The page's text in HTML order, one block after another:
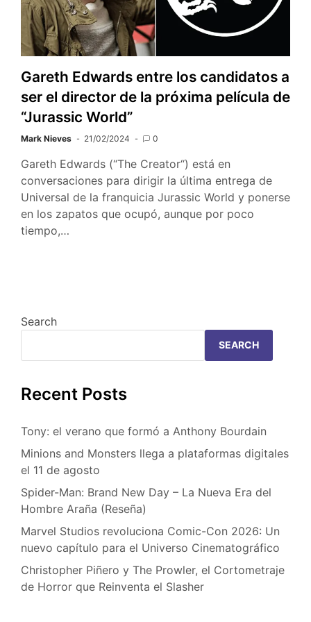
Gareth Edwards entre los candidatos a
ser el director de la próxima película de
“Jurassic World”
Mark Nieves 21/02/2024 0
Gareth Edwards (“The Creator“) está en
conversaciones para dirigir la última entrega de
Universal de la franquicia Jurassic World y ponerse
en los zapatos que ocupó, aunque por poco
tiempo,…
Search
SEARCH
Recent Posts
Tony: el verano que formó a Anthony Bourdain
Minions and Monsters llega a plataformas digitales
el 11 de agosto
Spider-Man: Brand New Day – La Nueva Era del
Hombre Araña (Reseña)
Marvel Studios revoluciona Comic-Con 2026: Un
nuevo capítulo para el Universo Cinematográfico
Christopher Piñero y The Prowler, el Cortometraje
de Horror que Reinventa el Slasher